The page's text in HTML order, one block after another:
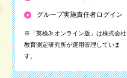
グループ実施責任者ログイン
※「英検Jr.オンライン版」は株式会社
教育測定研究所が運用管理していま
す。